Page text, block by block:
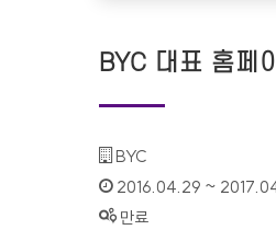
BYC 대표 홈페
기관명 :
BYC
인증기간 :
2016.04.29 ~
상태 :
만료